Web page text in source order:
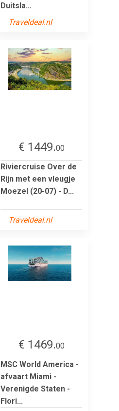
Duitsla...
Traveldeal.nl
€ 1449.00
Riviercruise Over de
Rijn met een vleugje
Moezel (20-07) - D...
Traveldeal.nl
€ 1469.00
MSC World America -
afvaart Miami -
Verenigde Staten -
Flori...